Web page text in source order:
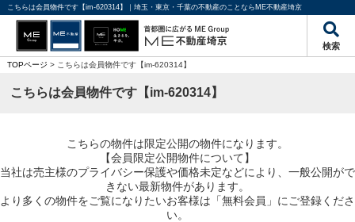
こちらは会員物件です【im-620314】｜埼玉・東京・千葉の不動産のことならME不動産埼京
検索
TOPページ > こちらは会員物件です【im-620314】
こちらは会員物件です【im-620314】
こちらの物件は限定公開の物件になります。
【会員限定公開物件について】
当社は売主様のプライバシー保護や価格未定などにより、一般公開がで
きない最新物件があります。
より多くの物件をご覧になりたいお客様は「無料会員」にご登録くださ
い。